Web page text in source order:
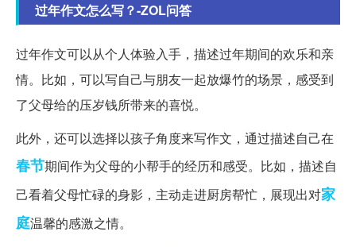
过年作文怎么写？-ZOL问答
过年作文可以从个人体验入手，描述过年期间的欢乐和亲
情。比如，可以写自己与朋友一起放爆竹的场景，感受到
了父母给的压岁钱所带来的喜悦。
此外，还可以选择以孩子角度来写作文，通过描述自己在
春节期间作为父母的小帮手的经历和感受。比如，描述自
己看着父母忙碌的身影，主动走进厨房帮忙，展现出对家
庭温馨的感激之情。